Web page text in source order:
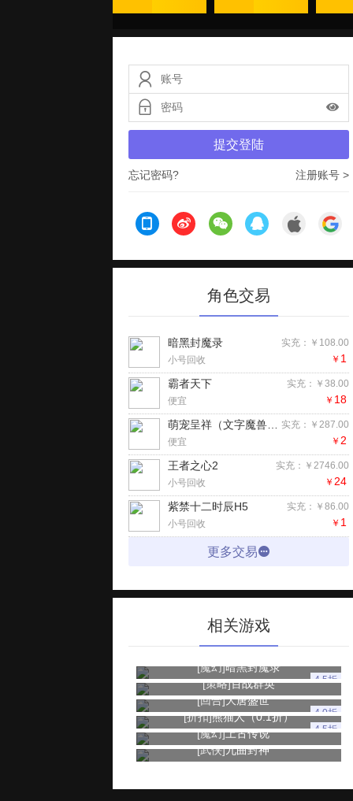
提交登陆
忘记密码? 注册账号 >
角色交易
实充：￥108.00
暗黑封魔录
小号回收 ￥ 1
实充：￥38.00
霸者天下
便宜 ￥ 18
实充：￥287.00
萌宠呈祥（文字魔兽）H5
便宜 ￥ 2
实充：￥2746.00
王者之心2
小号回收 ￥ 24
实充：￥86.00
紫禁十二时辰H5
小号回收 ￥ 1
更多交易
相关游戏
[魔幻]暗黑封魔录
4.5折
[策略]百战群英
[回合]大唐盛世
4.0折
[折扣]熊猫人（0.1折）
4.5折
[魔幻]上古传说
[武侠]九曲封神